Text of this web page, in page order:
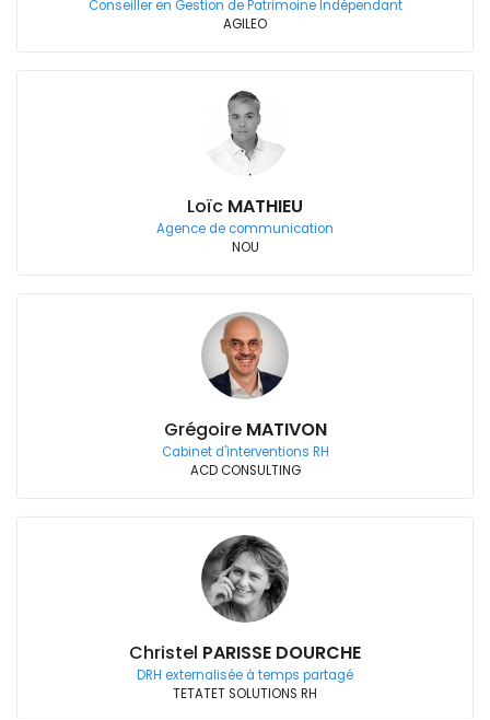
Conseiller en Gestion de Patrimoine Indépendant
AGILEO
Loïc MATHIEU
Agence de communication
NOU
Grégoire MATIVON
Cabinet d'interventions RH
ACD CONSULTING
Christel PARISSE DOURCHE
DRH externalisée à temps partagé
TETATET SOLUTIONS RH